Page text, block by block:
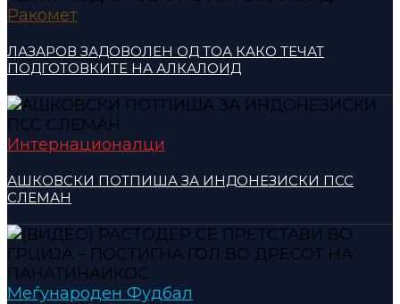
Ракомет
ЛАЗАРОВ ЗАДОВОЛЕН ОД ТОА КАКО ТЕЧАТ
ПОДГОТОВКИТЕ НА АЛКАЛОИД
Интернационалци
АШКОВСКИ ПОТПИША ЗА ИНДОНЕЗИСКИ ПСС
СЛЕМАН
Меѓународен Фудбал